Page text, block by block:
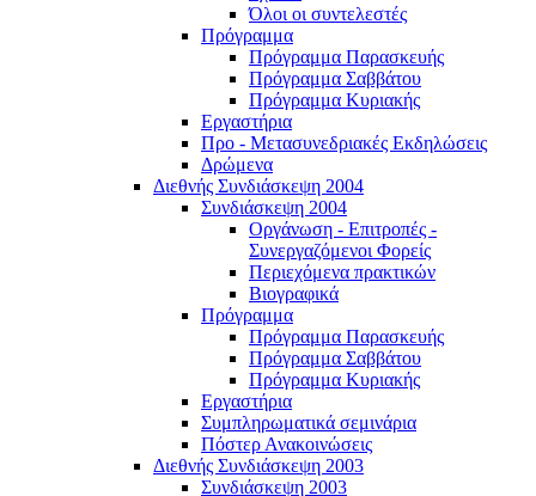
Όλοι οι συντελεστές
Πρόγραμμα
Πρόγραμμα Παρασκευής
Πρόγραμμα Σαββάτου
Πρόγραμμα Κυριακής
Εργαστήρια
Προ - Μετασυνεδριακές Εκδηλώσεις
Δρώμενα
Διεθνής Συνδιάσκεψη 2004
Συνδιάσκεψη 2004
Οργάνωση - Επιτροπές -
Συνεργαζόμενοι Φορείς
Περιεχόμενα πρακτικών
Βιογραφικά
Πρόγραμμα
Πρόγραμμα Παρασκευής
Πρόγραμμα Σαββάτου
Πρόγραμμα Κυριακής
Εργαστήρια
Συμπληρωματικά σεμινάρια
Πόστερ Ανακοινώσεις
Διεθνής Συνδιάσκεψη 2003
Συνδιάσκεψη 2003